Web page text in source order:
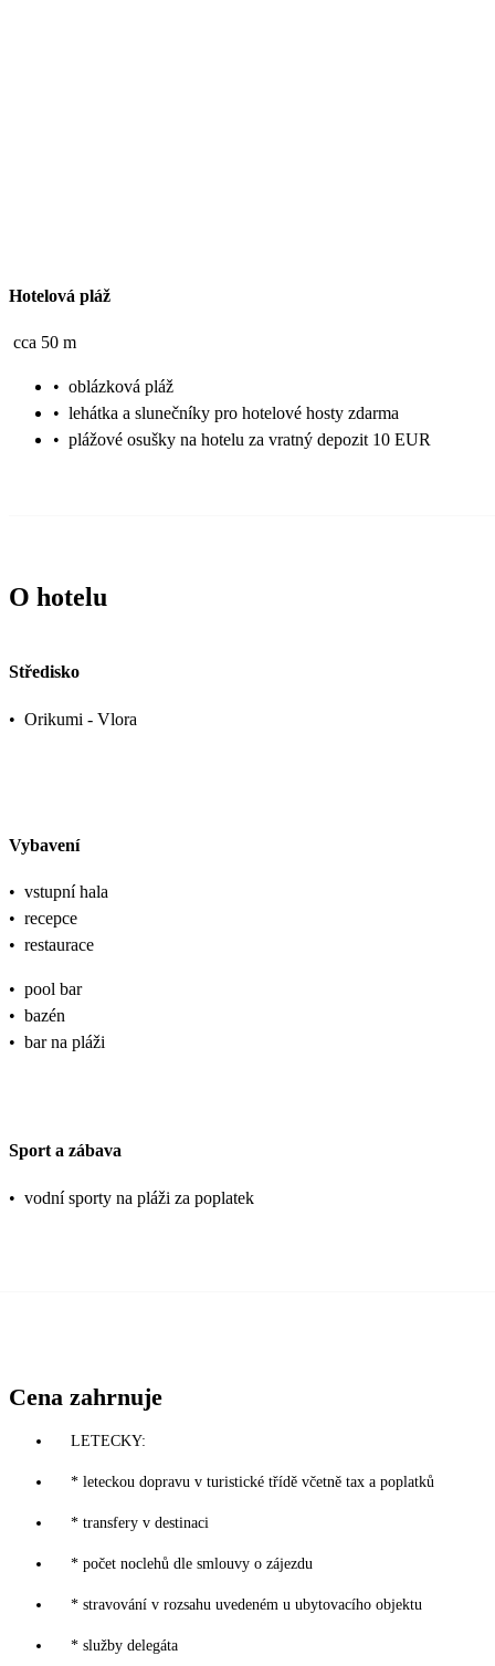
Hotelová pláž
cca 50 m
• oblázková pláž
• lehátka a slunečníky pro hotelové hosty zdarma
• plážové osušky na hotelu za vratný depozit 10 EUR
O hotelu
Středisko
• Orikumi - Vlora
Vybavení
• vstupní hala
• recepce
• restaurace
• pool bar
• bazén
• bar na pláži
Sport a zábava
• vodní sporty na pláži za poplatek
Cena zahrnuje
LETECKY:
* leteckou dopravu v turistické třídě včetně tax a poplatků
* transfery v destinaci
* počet noclehů dle smlouvy o zájezdu
* stravování v rozsahu uvedeném u ubytovacího objektu
* služby delegáta